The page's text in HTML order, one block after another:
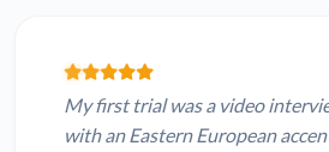
My first trial was a video
with an Eastern European